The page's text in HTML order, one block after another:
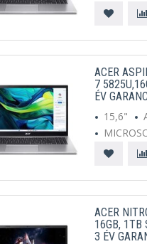
ACER
7
ÉV
15,6"
ACER
16GB, 1TB
3 ÉV